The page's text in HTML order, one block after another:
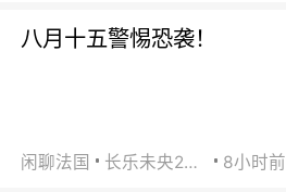
八月十五警惕恐袭！
闲聊法国 长乐未央2015 8小时前